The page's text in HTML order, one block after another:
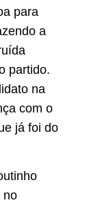
para
a
partido.
na
com o
já foi do
no